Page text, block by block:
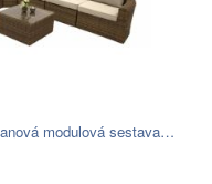
modulová sestava…